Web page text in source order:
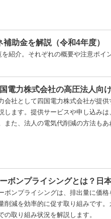
助金を解説（令和4年度）
紹介。それぞれの概要や注意ポイ
電力株式会社の高圧法人向
会社として四国電力株式会社が提
します。提供サービスや申し込み
また、法人の電気代削減の方法もあ
ボンプライシングとは？日
ボンプライシングは、排出量に価
削減を効率的に促す取り組みです
の取り組み状況を解説します。